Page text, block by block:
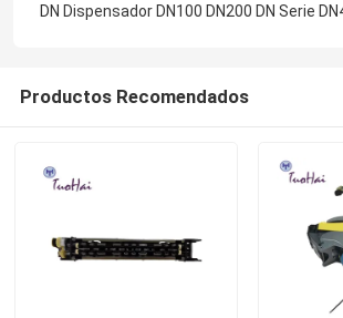
DN Dispensador DN100 DN200 DN Serie
Productos Recomendados